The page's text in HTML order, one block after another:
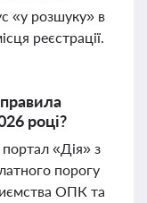
«у розшуку» в
реєстрації.
році?
«Дія» з
порогу
ОПК та